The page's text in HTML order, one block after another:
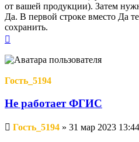
от вашей продукции). Затем
Да. В первой строке вместо Да
сохранить.
началу
Гость_5194
Не работает ФГИС
Непрочитанное
Гость_5194 » 31 мар 2023 13:44